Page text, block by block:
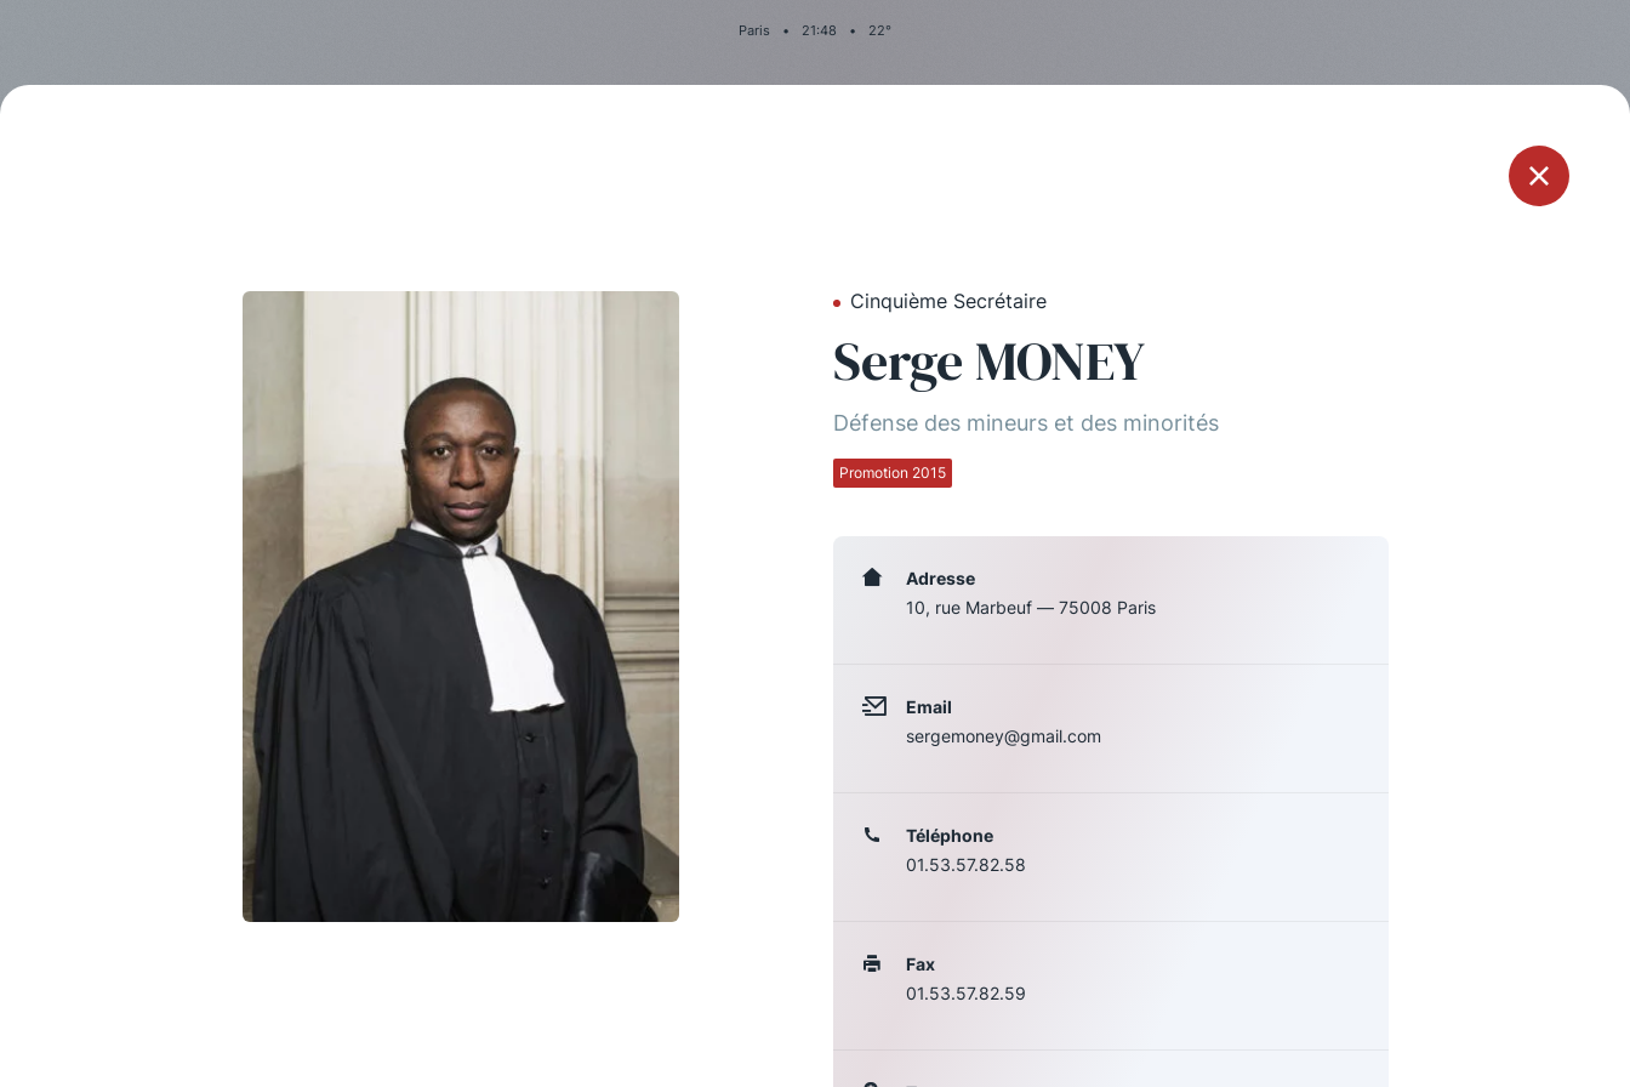
Paris • 21:48 • 22°
Cinquième Secrétaire
Serge MONEY
Défense des mineurs et des minorités
Promotion 2015
Adresse
10, rue Marbeuf — 75008 Paris
Email
sergemoney@gmail.com
Téléphone
01.53.57.82.58
Fax
01.53.57.82.59
Qui sommes-nous ? Les conférences